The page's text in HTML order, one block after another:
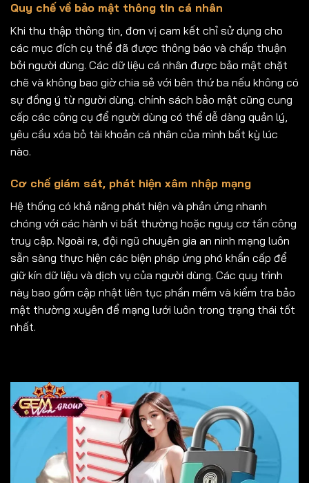
Quy chế về bảo mật thông tin cá nhân
Khi thu thập thông tin, đơn vị cam kết chỉ sử dụng cho
các mục đích cụ thể đã được thông báo và chấp thuận
bởi người dùng. Các dữ liệu cá nhân được bảo mật chặt
chẽ và không bao giờ chia sẻ với bên thứ ba nếu không có
sự đồng ý từ người dùng. chính sách bảo mật cũng cung
cấp các công cụ để người dùng có thể dễ dàng quản lý,
yêu cầu xóa bỏ tài khoản cá nhân của mình bất kỳ lúc
nào.
Cơ chế giám sát, phát hiện xâm nhập mạng
Hệ thống có khả năng phát hiện và phản ứng nhanh
chóng với các hành vi bất thường hoặc nguy cơ tấn công
truy cập. Ngoài ra, đội ngũ chuyên gia an ninh mạng luôn
sẵn sàng thực hiện các biện pháp ứng phó khẩn cấp để
giữ kín dữ liệu và dịch vụ của người dùng. Các quy trình
này bao gồm cập nhật liên tục phần mềm và kiểm tra bảo
mật thường xuyên để mạng lưới luôn trong trạng thái tốt
nhất.